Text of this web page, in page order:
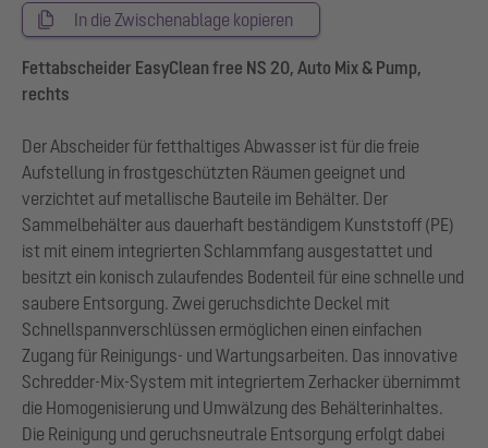
In die Zwischenablage kopieren
Fettabscheider EasyClean free NS 20, Auto Mix & Pump,
rechts
Der Abscheider für fetthaltiges Abwasser ist für die freie
Aufstellung in frostgeschützten Räumen geeignet und
verzichtet auf metallische Bauteile im Behälter. Der
Sammelbehälter aus dauerhaft beständigem Kunststoff (PE)
ist mit einem integrierten Schlammfang ausgestattet und
besitzt ein konisch zulaufendes Bodenteil für eine schnelle und
saubere Entsorgung. Zwei geruchsdichte Deckel mit
Schnellspannverschlüssen ermöglichen einen einfachen
Zugang für Reinigungs- und Wartungsarbeiten. Das innovative
Schredder-Mix-System mit integriertem Zerhacker übernimmt
die Homogenisierung und Umwälzung des Behälterinhaltes.
Die Reinigung und geruchsneutrale Entsorgung erfolgt dabei